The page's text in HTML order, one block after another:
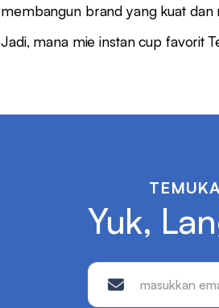
membangun brand yang kuat dan
Jadi, mana mie instan cup favorit
Yuk,